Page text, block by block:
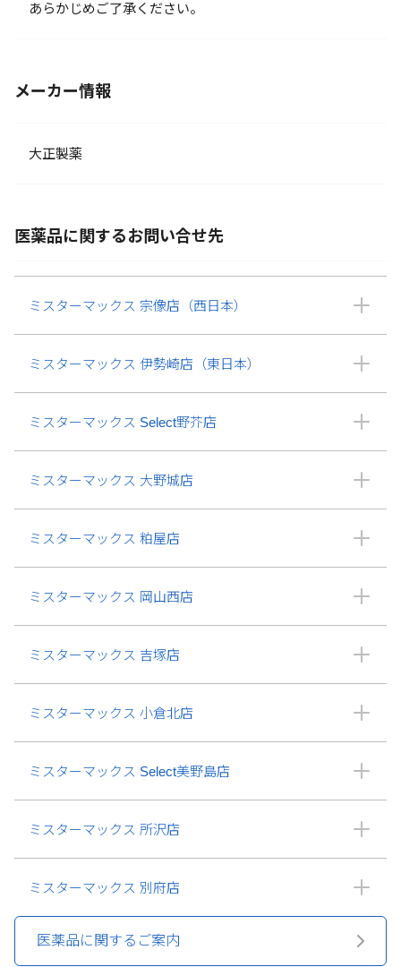
あらかじめご了承ください。
メーカー情報
大正製薬
医薬品に関するお問い合せ先
ミスターマックス 宗像店（西日本）
ミスターマックス 伊勢崎店（東日本）
ミスターマックス Select野芥店
ミスターマックス 大野城店
ミスターマックス 粕屋店
ミスターマックス 岡山西店
ミスターマックス 吉塚店
ミスターマックス 小倉北店
ミスターマックス Select美野島店
ミスターマックス 所沢店
ミスターマックス 別府店
医薬品に関するご案内